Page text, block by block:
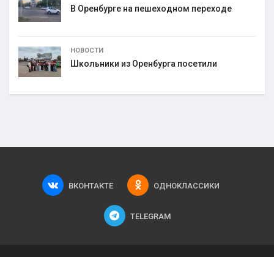
В Оренбурге на пешеходном переходе
НОВОСТИ
Школьники из Оренбурга посетили
ВКОНТАКТЕ ОДНОКЛАССИКИ
TELEGRAM